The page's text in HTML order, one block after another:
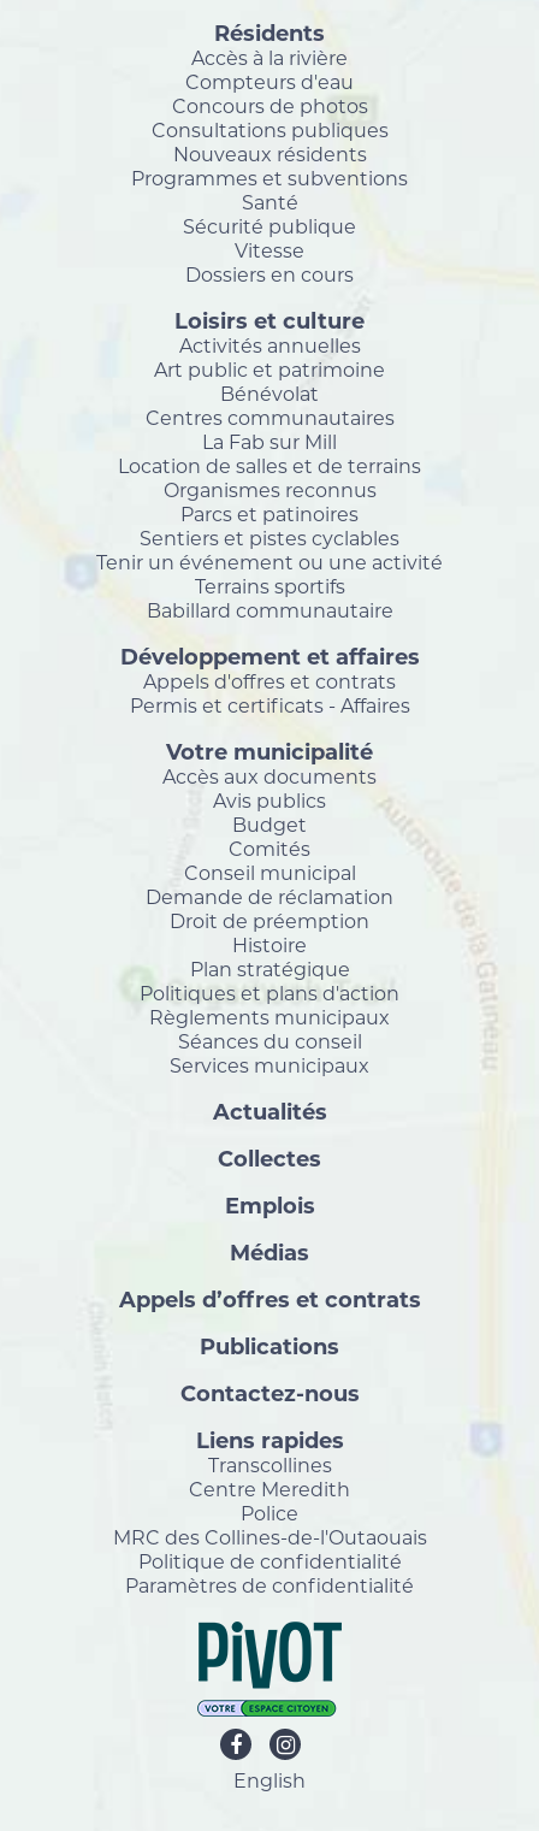
Résidents
Accès à la rivière
Compteurs d'eau
Concours de photos
Consultations publiques
Nouveaux résidents
Programmes et subventions
Santé
Sécurité publique
Vitesse
Dossiers en cours
Loisirs et culture
Activités annuelles
Art public et patrimoine
Bénévolat
Centres communautaires
La Fab sur Mill
Location de salles et de terrains
Organismes reconnus
Parcs et patinoires
Sentiers et pistes cyclables
Tenir un événement ou une activité
Terrains sportifs
Babillard communautaire
Développement et affaires
Appels d'offres et contrats
Permis et certificats - Affaires
Votre municipalité
Accès aux documents
Avis publics
Budget
Comités
Conseil municipal
Demande de réclamation
Droit de préemption
Histoire
Plan stratégique
Politiques et plans d'action
Règlements municipaux
Séances du conseil
Services municipaux
Actualités
Collectes
Emplois
Médias
Appels d’offres et contrats
Publications
Contactez-nous
Liens rapides
Transcollines
Centre Meredith
Police
MRC des Collines-de-l'Outaouais
Politique de confidentialité
Paramètres de confidentialité
English